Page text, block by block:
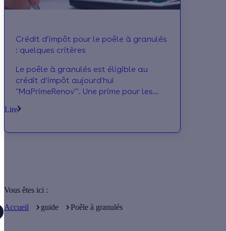
Crédit d’impôt pour le poêle à granulés
: quelques critères
Le poêle à granulés est éligible au
crédit d’impôt aujourd'hui
"MaPrimeRenov'". Une prime pour les
pour les autres ménages.
Lire
Vous êtes ici :
Accueil
guide Poêle à granulés